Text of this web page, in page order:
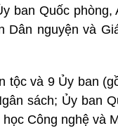
ban Quốc phòng,
Dân nguyện và
tộc và 9 Ủy ban
sách; Ủy ban
Công nghệ và